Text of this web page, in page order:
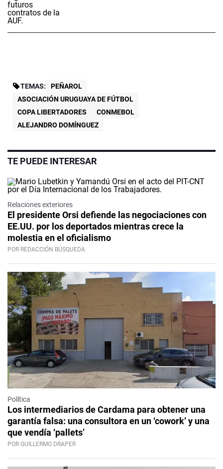
TEMAS:
PEÑAROL
ASOCIACIÓN URUGUAYA DE FÚTBOL
COPA LIBERTADORES
CONMEBOL
ALEJANDRO DOMÍNGUEZ
TE PUEDE INTERESAR
Relaciones exteriores
El presidente Orsi defiende las negociaciones con
EE.UU. por los deportados mientras crece la
molestia en el oficialismo
POR REDACCIÓN BÚSQUEDA
Política
Los intermediarios de Cardama para obtener una
garantía falsa: una consultora en un ‘cowork’ y una
que vendía ‘pallets’
POR GUILLERMO DRAPER